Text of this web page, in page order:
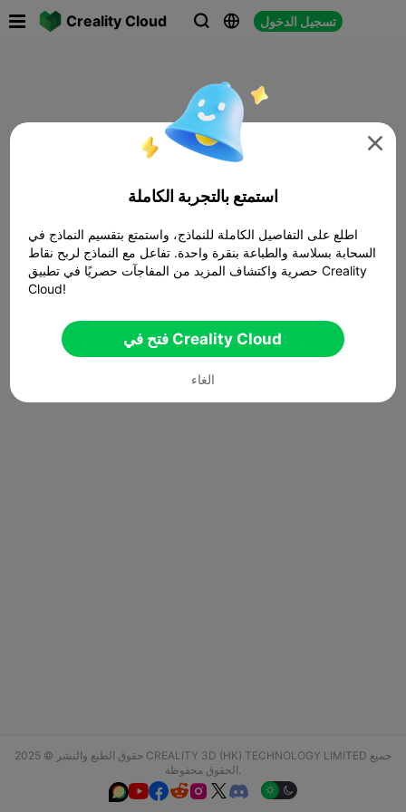
Creality Cloud   تسجيل الدخول
حقوق الطبع والنشر © 2025 CREALITY 3D (HK) TECHNOLOGY LIMITED جميع
الحقوق محفوظة.
  

استمتع بالتجربة الكاملة
اطلع على التفاصيل الكاملة للنماذج، واستمتع بتقسيم النماذج في
السحابة بسلاسة والطباعة بنقرة واحدة. تفاعل مع النماذج لربح نقاط
حصرية واكتشاف المزيد من المفاجآت حصريًا في تطبيق Creality
Cloud!
فتح في Creality Cloud
الغاء